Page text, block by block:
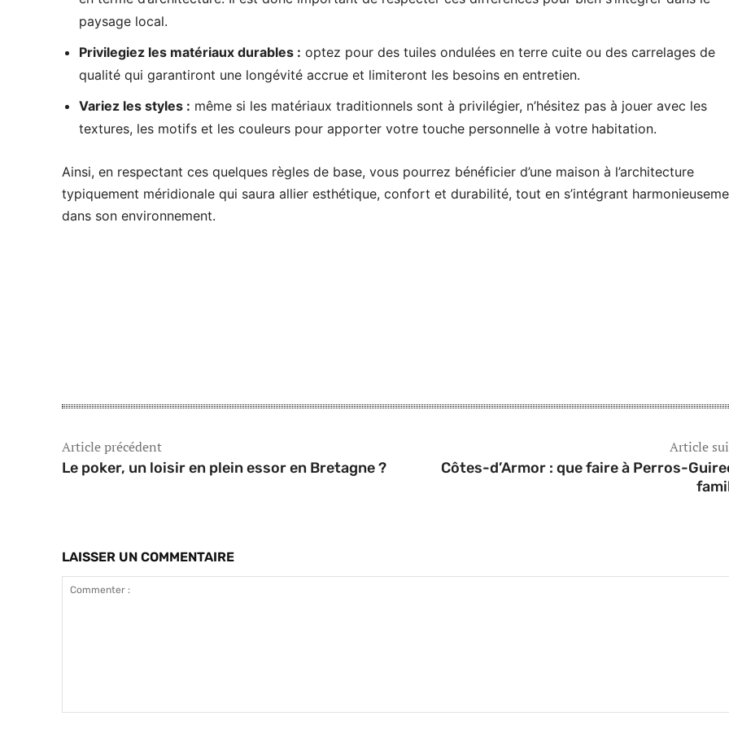
paysage local.
Privilegiez les matériaux durables : optez pour des tuiles ondulées en terre cuite ou des carrelages de
qualité qui garantiront une longévité accrue et limiteront les besoins en entretien.
Variez les styles : même si les matériaux traditionnels sont à privilégier, n’hésitez pas à jouer avec les
textures, les motifs et les couleurs pour apporter votre touche personnelle à votre habitation.
Ainsi, en respectant ces quelques règles de base, vous pourrez bénéficier d’une maison à l’architecture
typiquement méridionale qui saura allier esthétique, confort et durabilité, tout en s’intégrant
dans son environnement.
Article précédent
Le poker, un loisir en plein essor en Bretagne ?
Article
Côtes-d’Armor : que faire à Perros-
LAISSER UN COMMENTAIRE